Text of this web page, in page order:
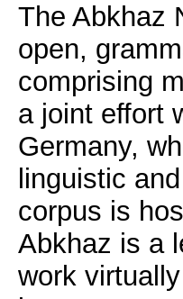
The Abkhaz
open,
comprising
a joint effort
Germany,
linguistic
corpus is
Abkhaz is a
work